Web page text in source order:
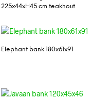
225x44xH45 cm teakhout
Elephant bank 180x61x91